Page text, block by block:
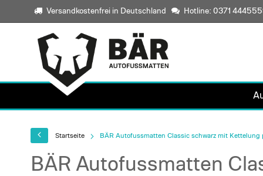
Versandkostenfrei in Deutschland Hotline: 0371
Startseite BÄR Autofussmatten Classic schwarz mit Kettelung
BÄR Autofussmatten